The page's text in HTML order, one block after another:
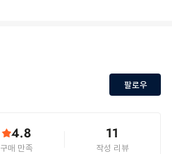
팔로우
4.8
구매 만족
11
작성 리뷰